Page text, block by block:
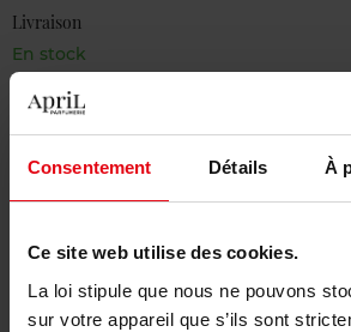
Consentement Détails À
Ce site web utilise des cookies.
La loi stipule que nous ne pouvons
sur votre appareil que s’ils sont
Livraison
En stock
Livraison gratuite à partir de 50€
Retour gratuit dans votre